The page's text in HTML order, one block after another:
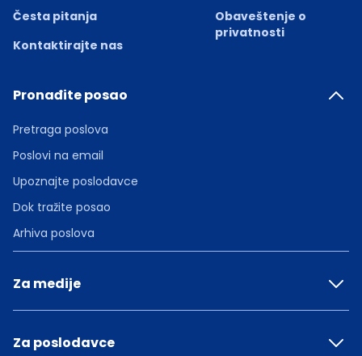
Česta pitanja
Kontaktirajte nas
Obaveštenje o
privatnosti
Pronađite posao
Pretraga poslova
Poslovi na email
Upoznajte poslodavce
Dok tražite posao
Arhiva poslova
Za medije
Za poslodavce